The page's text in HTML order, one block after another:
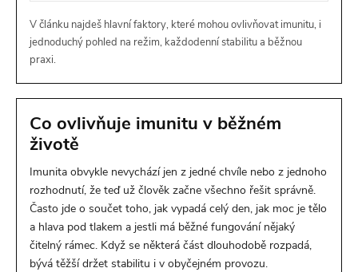
V článku najdeš hlavní faktory, které mohou ovlivňovat imunitu, i
jednoduchý pohled na režim, každodenní stabilitu a běžnou
praxi.
Co ovlivňuje imunitu v běžném
životě
Imunita obvykle nevychází jen z jedné chvíle nebo z jednoho
rozhodnutí, že teď už člověk začne všechno řešit správně.
Často jde o součet toho, jak vypadá celý den, jak moc je tělo
a hlava pod tlakem a jestli má běžné fungování nějaký
čitelný rámec. Když se některá část dlouhodobě rozpadá,
bývá těžší držet stabilitu i v obyčejném provozu.